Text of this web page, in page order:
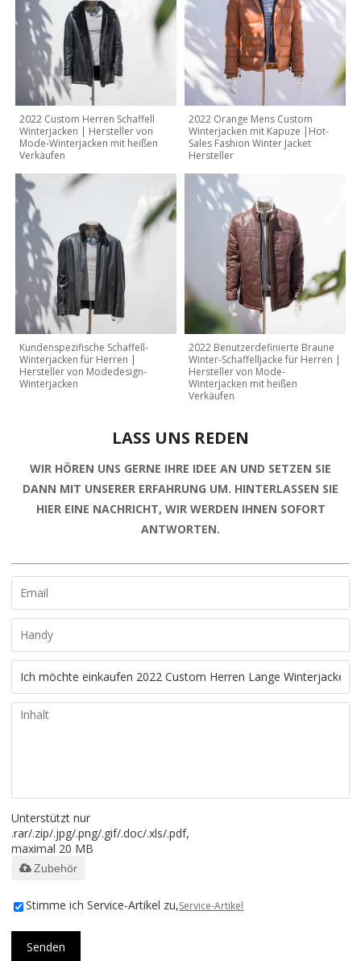
2022 Custom Herren Schaffell
Winterjacken | Hersteller von
Mode-Winterjacken mit heißen
Verkäufen
2022 Orange Mens Custom
Winterjacken mit Kapuze |Hot-
Sales Fashion Winter Jacket
Hersteller
Kundenspezifische Schaffell-
Winterjacken für Herren |
Hersteller von Modedesign-
Winterjacken
2022 Benutzerdefinierte Braune
Winter-Schaffelljacke für Herren |
Hersteller von Mode-
Winterjacken mit heißen
Verkäufen
LASS UNS REDEN
WIR HÖREN UNS GERNE IHRE IDEE AN UND SETZEN SIE
DANN MIT UNSERER ERFAHRUNG UM. HINTERLASSEN SIE
HIER EINE NACHRICHT, WIR WERDEN IHNEN SOFORT
ANTWORTEN.
Unterstützt nur
.rar/.zip/.jpg/.png/.gif/.doc/.xls/.pdf,
maximal 20 MB
Zubehör
Stimme ich Service-Artikel zu,Service-Artikel
Senden